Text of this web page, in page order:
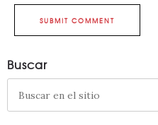
SUBMIT COMMENT
Buscar